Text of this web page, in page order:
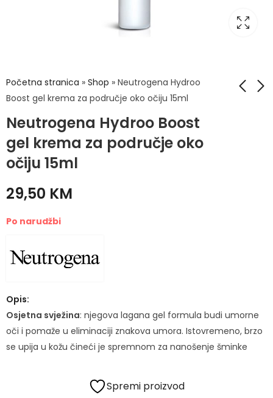
Početna stranica » Shop » Neutrogena Hydroo
Boost gel krema za područje oko očiju 15ml
Neutrogena Hydroo Boost
gel krema za područje oko
očiju 15ml
STEVIA ZERO CAL
TABLETE, PRIRODNA
ZAMJENA ZA ŠEĆER
Neutrogena Hydro
Boost 3u1 micelarna
voda 400ml
29,50 KM
Po narudžbi
Opis:
Osjetna svježina: njegova lagana gel formula budi umorne
oči i pomaže u eliminaciji znakova umora. Istovremeno, brzo
se upija u kožu čineći je spremnom za nanošenje šminke
Spremi proizvod